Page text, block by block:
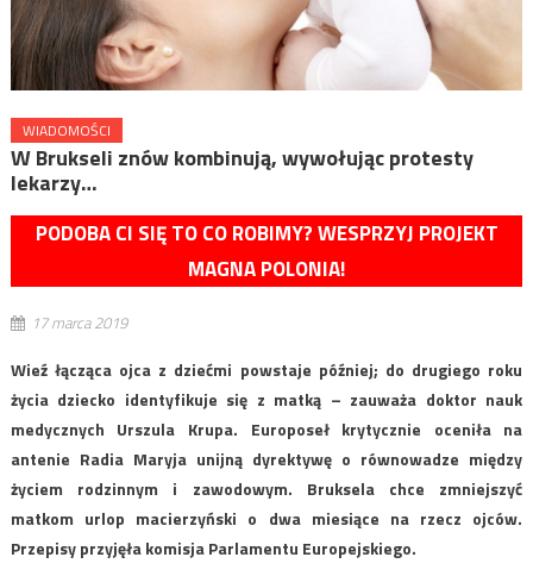
WIADOMOŚCI
W Brukseli znów kombinują, wywołując protesty
lekarzy…
PODOBA CI SIĘ TO CO ROBIMY? WESPRZYJ PROJEKT
MAGNA POLONIA!
17 marca 2019
Wieź łącząca ojca z dziećmi powstaje później; do drugiego roku
życia dziecko identyfikuje się z matką – zauważa doktor nauk
medycznych Urszula Krupa. Europoseł krytycznie oceniła na
antenie Radia Maryja unijną dyrektywę o równowadze między
życiem rodzinnym i zawodowym. Bruksela chce zmniejszyć
matkom urlop macierzyński o dwa miesiące na rzecz ojców.
Przepisy przyjęła komisja Parlamentu Europejskiego.